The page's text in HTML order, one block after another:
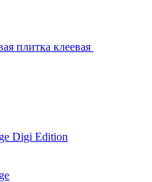
плитка клеевая
Digi Edition